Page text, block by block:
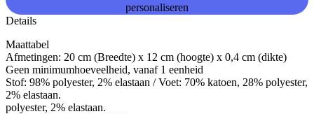
personaliseren
Details
Maattabel
Afmetingen: 20 cm (Breedte) x 12 cm (hoogte) x 0,4 cm (dikte)
Geen minimumhoeveelheid, vanaf 1 eenheid
Stof: 98% polyester, 2% elastaan / Voet: 70% katoen, 28% polyester,
2% elastaan.
polyester, 2% elastaan.